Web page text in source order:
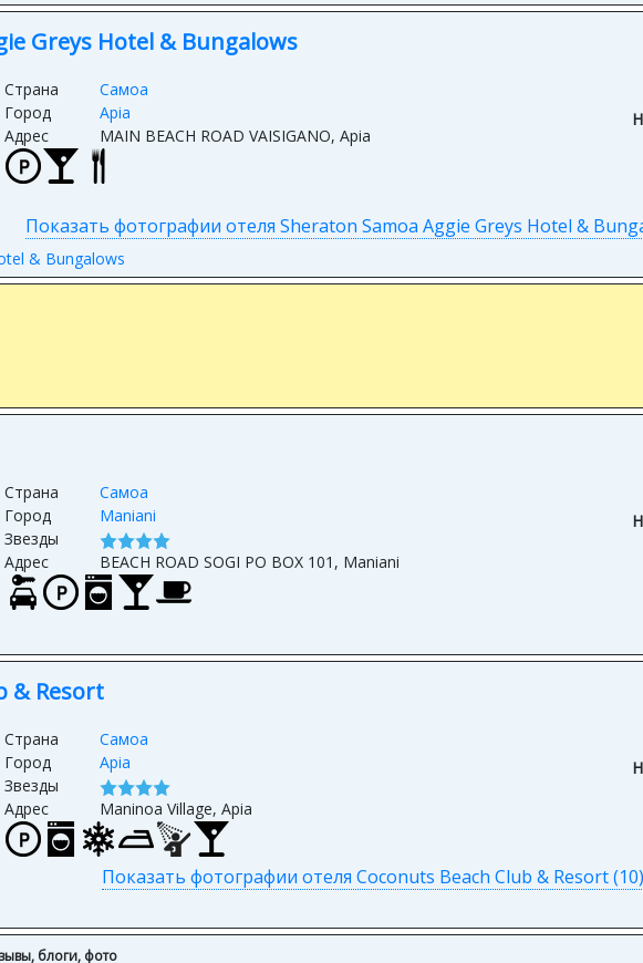
Greys Hotel & Bungalows
Страна
Самоа
Город
Apia
Адрес
MAIN BEACH ROAD VAISIGANO, Apia
Показать фотографии отеля Sheraton Samoa Aggie Greys Hotel &
& Bungalows
Страна
Самоа
Город
Maniani
Звезды
Адрес
BEACH ROAD SOGI PO BOX 101, Maniani
& Resort
Страна
Самоа
Город
Apia
Звезды
Адрес
Maninoa Village, Apia
Показать фотографии отеля Coconuts Beach Club & Resort (10)
блоги, фото